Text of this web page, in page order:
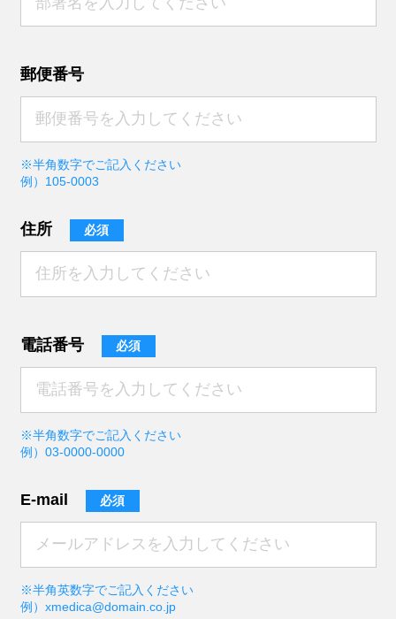
郵便番号
※半角数字でご記入ください
例）105-0003
住所 必須
電話番号 必須
※半角数字でご記入ください
例）03-0000-0000
E-mail 必須
※半角英数字でご記入ください
例）xmedica@domain.co.jp